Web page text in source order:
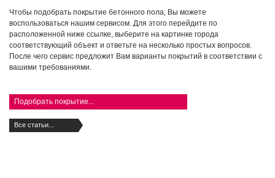
Чтобы подобрать покрытие бетонного пола, Вы можете
воспользоваться нашим сервисом. Для этого перейдите по
расположенной ниже ссылке, выберите на картинке города
соответствующий объект и ответьте на несколько простых вопросов.
После чего сервис предложит Вам варианты покрытий в соответствии с
вашими требованиями.
Подобрать покрытие...
Все статьи...